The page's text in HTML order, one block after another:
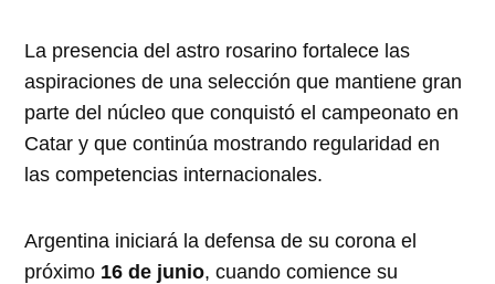
La presencia del astro rosarino fortalece las
aspiraciones de una selección que mantiene gran
parte del núcleo que conquistó el campeonato en
Catar y que continúa mostrando regularidad en
las competencias internacionales.
Argentina iniciará la defensa de su corona el
próximo 16 de junio, cuando comience su